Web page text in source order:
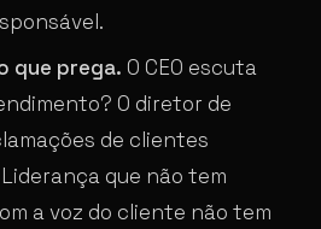
que prega. O CEO escuta
O diretor de
de clientes
que não tem
a voz do cliente não tem